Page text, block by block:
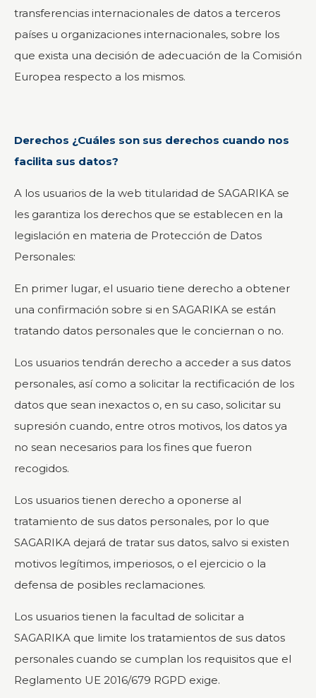
transferencias internacionales de datos a terceros
países u organizaciones internacionales, sobre los
que exista una decisión de adecuación de la Comisión
Europea respecto a los mismos.
Derechos ¿Cuáles son sus derechos cuando nos
facilita sus datos?
A los usuarios de la web titularidad de SAGARIKA se
les garantiza los derechos que se establecen en la
legislación en materia de Protección de Datos
Personales:
En primer lugar, el usuario tiene derecho a obtener
una confirmación sobre si en SAGARIKA se están
tratando datos personales que le conciernan o no.
Los usuarios tendrán derecho a acceder a sus datos
personales, así como a solicitar la rectificación de los
datos que sean inexactos o, en su caso, solicitar su
supresión cuando, entre otros motivos, los datos ya
no sean necesarios para los fines que fueron
recogidos.
Los usuarios tienen derecho a oponerse al
tratamiento de sus datos personales, por lo que
SAGARIKA dejará de tratar sus datos, salvo si existen
motivos legítimos, imperiosos, o el ejercicio o la
defensa de posibles reclamaciones.
Los usuarios tienen la facultad de solicitar a
SAGARIKA que limite los tratamientos de sus datos
personales cuando se cumplan los requisitos que el
Reglamento UE 2016/679 RGPD exige.